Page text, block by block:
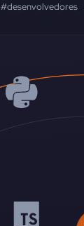
#desenvolvedores